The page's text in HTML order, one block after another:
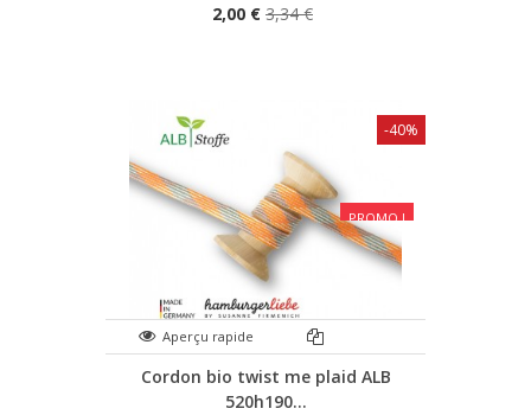
2,00 € 3,34 €
PROMO !
Aperçu rapide
Cordon bio twist me plaid ALB
520h190...
-40%